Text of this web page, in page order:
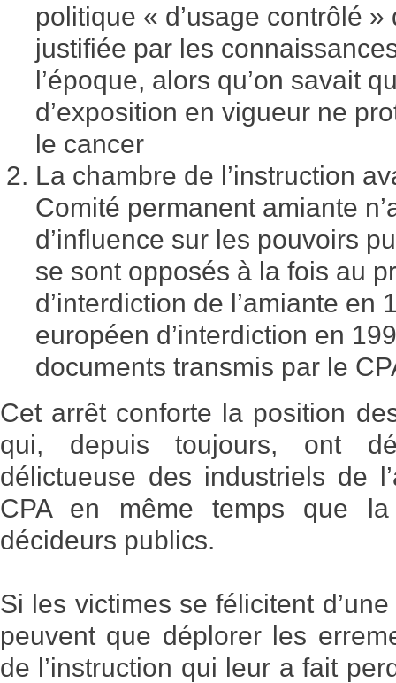
politique « d’usage contrôlé »
justifiée par les
l’époque, alors qu’on savait
d’exposition en vigueur ne
le cancer
La chambre de l’instruction
Comité permanent amiante
d’influence sur les pouvoirs
se sont opposés à la fois au
d’interdiction de l’amiante en
européen d’interdiction en
documents transmis par le
Cet arrêt conforte la position
qui, depuis toujours, ont
délictueuse des industriels de
CPA en même temps que
décideurs publics.
Si les victimes se félicitent
peuvent que déplorer les
de l’instruction qui leur a fait